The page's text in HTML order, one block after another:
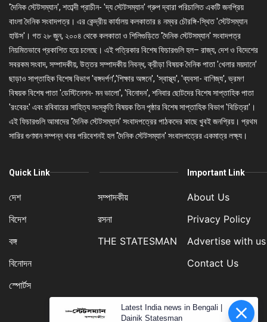
'দৈনিক স্টেটসম্যান', শতাব্দী প্রাচীন- 'দ্য স্টেটসম্যান' গ্রুপ দ্বারা পরিচালিত একটি জনপ্রিয়
বাংলা দৈনিক সংবাদপত্র। এর কেন্দ্রীয় কার্যালয় কলকাতার ৪ নম্বর চৌরঙ্গি-স্থিত 'স্টেটসম্যান
হাউস'। গত ২৮ জুন, ২০০৪ থেকে কলকাতা ও শিলিগুড়িতে 'দৈনিক স্টেটসম্যান' সংবাদপত্র
নিয়মিতভাবে প্রকাশিত হয়ে চলেছে। এই পত্রিকার বিশেষ ফিচারগুলি হল– রাজ্য, দেশ ও বিদেশের
সবরকম সংবাদ, সম্পাদকীয়, উত্তর সম্পাদকীয় নিবন্ধ, ক্রীড়া বিষয়ক দৈনিক পাতা 'খেলার ময়দানে'
ছাড়াও সাপ্তাহিক বিশেষ বিভাগ 'বঙ্গদর্পণ','শিক্ষার অঙ্গনে', 'স্বাস্থ্য', 'ব্যবসা- বাণিজ্য', ভ্রমণ
বিষয়ক বিশেষ পাতা 'ডেস্টিনেশন- মন ভালো', 'বিনোদন', শনিবার ছোটদের বিশেষ সাপ্তাহিক পাতা
'রংবেরং' এবং রবিবারের সাহিত্য সংস্কৃতি বিষয়ক তিন পৃষ্ঠার বিশেষ সাপ্তাহিক বিভাগ 'বিচিত্রা'।
এই ফিচারগুলি আমাদের 'দৈনিক স্টেটসম্যান' সংবাদপত্রের পাঠকদের কাছে খুবই জনপ্রিয়। প্রথম
সারির গুণমান সম্পন্ন খবর পরিবেশনই হল 'দৈনিক স্টেটসম্যান' সংবাদপত্রের একমাত্র লক্ষ্য।
Quick Link
দেশ
বিদেশ
বঙ্গ
বিনোদন
স্পোর্টস
সম্পাদকীয়
রসনা
THE STATESMAN
Important Link
About Us
Privacy Policy
Advertise with us
Contact Us
Latest India news in Bengali |
Dainik Statesman